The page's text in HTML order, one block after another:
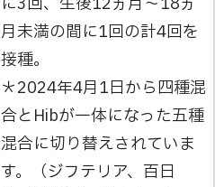
月未満の間に1回の計4回を
接種。
＊2024年4月1日から四種混
合とHibが一体になった五種
混合に切り替えされていま
す。（ジフテリア、百日